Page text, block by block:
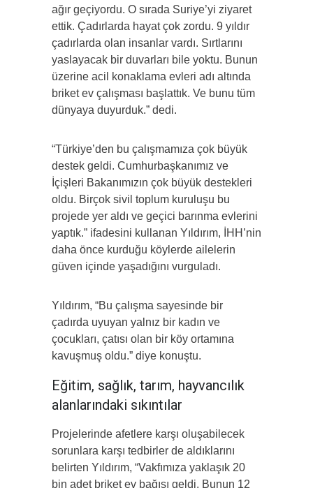
ağır geçiyordu. O sırada Suriye’yi ziyaret
ettik. Çadırlarda hayat çok zordu. 9 yıldır
çadırlarda olan insanlar vardı. Sırtlarını
yaslayacak bir duvarları bile yoktu. Bunun
üzerine acil konaklama evleri adı altında
briket ev çalışması başlattık. Ve bunu tüm
dünyaya duyurduk.” dedi.
“Türkiye’den bu çalışmamıza çok büyük
destek geldi. Cumhurbaşkanımız ve
İçişleri Bakanımızın çok büyük destekleri
oldu. Birçok sivil toplum kuruluşu bu
projede yer aldı ve geçici barınma evlerini
yaptık.” ifadesini kullanan Yıldırım, İHH’nin
daha önce kurduğu köylerde ailelerin
güven içinde yaşadığını vurguladı.
Yıldırım, “Bu çalışma sayesinde bir
çadırda uyuyan yalnız bir kadın ve
çocukları, çatısı olan bir köy ortamına
kavuşmuş oldu.” diye konuştu.
Eğitim, sağlık, tarım, hayvancılık
alanlarındaki sıkıntılar
Projelerinde afetlere karşı oluşabilecek
sorunlara karşı tedbirler de aldıklarını
belirten Yıldırım, “Vakfımıza yaklaşık 20
bin adet briket ev bağışı geldi. Bunun 12